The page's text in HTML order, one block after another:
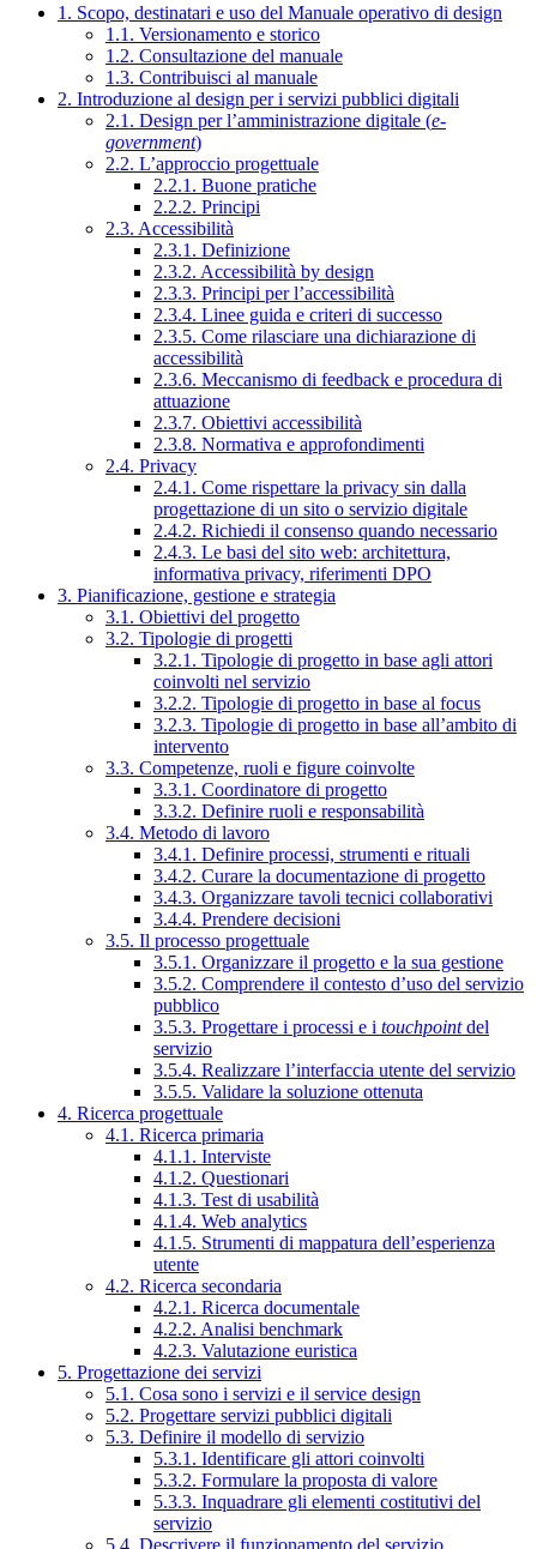
1. Scopo, destinatari e uso del Manuale operativo di design
1.1. Versionamento e storico
1.2. Consultazione del manuale
1.3. Contribuisci al manuale
2. Introduzione al design per i servizi pubblici digitali
2.1. Design per l’amministrazione digitale (e-
government)
2.2. L’approccio progettuale
2.2.1. Buone pratiche
2.2.2. Principi
2.3. Accessibilità
2.3.1. Definizione
2.3.2. Accessibilità by design
2.3.3. Principi per l’accessibilità
2.3.4. Linee guida e criteri di successo
2.3.5. Come rilasciare una dichiarazione di
accessibilità
2.3.6. Meccanismo di feedback e procedura di
attuazione
2.3.7. Obiettivi accessibilità
2.3.8. Normativa e approfondimenti
2.4. Privacy
2.4.1. Come rispettare la privacy sin dalla
progettazione di un sito o servizio digitale
2.4.2. Richiedi il consenso quando necessario
2.4.3. Le basi del sito web: architettura,
informativa privacy, riferimenti DPO
3. Pianificazione, gestione e strategia
3.1. Obiettivi del progetto
3.2. Tipologie di progetti
3.2.1. Tipologie di progetto in base agli attori
coinvolti nel servizio
3.2.2. Tipologie di progetto in base al focus
3.2.3. Tipologie di progetto in base all’ambito di
intervento
3.3. Competenze, ruoli e figure coinvolte
3.3.1. Coordinatore di progetto
3.3.2. Definire ruoli e responsabilità
3.4. Metodo di lavoro
3.4.1. Definire processi, strumenti e rituali
3.4.2. Curare la documentazione di progetto
3.4.3. Organizzare tavoli tecnici collaborativi
3.4.4. Prendere decisioni
3.5. Il processo progettuale
3.5.1. Organizzare il progetto e la sua gestione
3.5.2. Comprendere il contesto d’uso del servizio
pubblico
3.5.3. Progettare i processi e i touchpointdel
servizio
3.5.4. Realizzare l’interfaccia utente del servizio
3.5.5. Validare la soluzione ottenuta
4. Ricerca progettuale
4.1. Ricerca primaria
4.1.1. Interviste
4.1.2. Questionari
4.1.3. Test di usabilità
4.1.4. Web analytics
4.1.5. Strumenti di mappatura dell’esperienza
utente
4.2. Ricerca secondaria
4.2.1. Ricerca documentale
4.2.2. Analisi benchmark
4.2.3. Valutazione euristica
5. Progettazione dei servizi
5.1. Cosa sono i servizi e il service design
5.2. Progettare servizi pubblici digitali
5.3. Definire il modello di servizio
5.3.1. Identificare gli attori coinvolti
5.3.2. Formulare la proposta di valore
5.3.3. Inquadrare gli elementi costitutivi del
servizio
5.4. Descrivere il funzionamento del servizio